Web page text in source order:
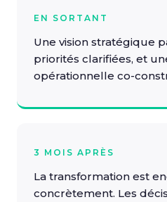
EN SORTANT
Une vision stratégique
priorités clarifiées, et
opérationnelle co-
3 MOIS APRÈS
La transformation est
concrètement. Les